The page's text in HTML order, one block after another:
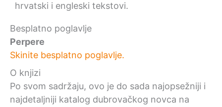
hrvatski i engleski tekstovi.
Besplatno poglavlje
Perpere
Skinite besplatno poglavlje.
O knjizi
Po svom sadržaju, ovo je do sada najopsežniji i
najdetaljniji katalog dubrovačkog novca na